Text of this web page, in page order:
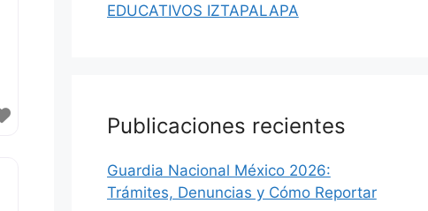
EDUCATIVOS IZTAPALAPA
Publicaciones recientes
Guardia Nacional México 2026:
Trámites, Denuncias y Cómo Reportar